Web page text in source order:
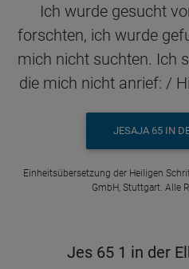
Ich wurde gesucht
forschten, ich wurde
mich nicht suchten. Ich
die mich nicht anrief: /
JESAJA 65 IN
Einheitsübersetzung der Heiligen
GmbH, Stuttgart. Alle
Jes 65 1 in der